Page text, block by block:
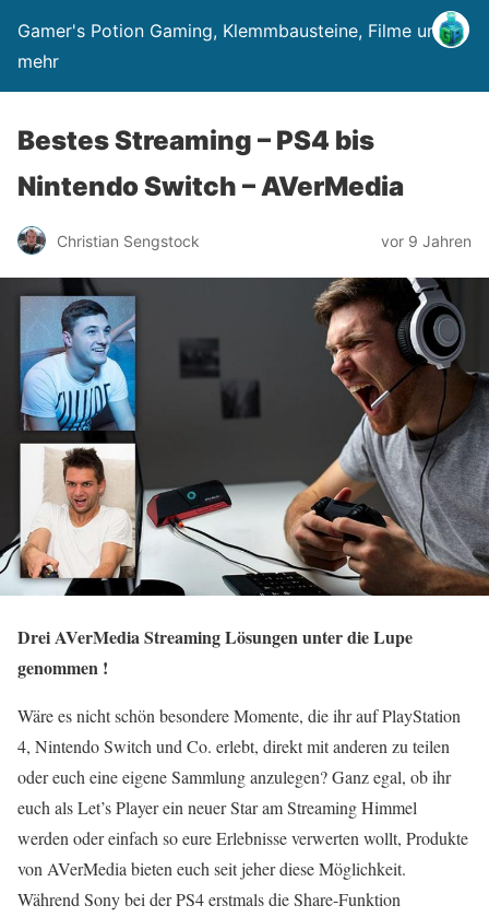
Gamer's Potion Gaming, Klemmbausteine, Filme und
mehr
Bestes Streaming – PS4 bis
Nintendo Switch – AVerMedia
Christian Sengstock vor 9 Jahren
Drei AVerMedia Streaming Lösungen unter die Lupe
genommen !
Wäre es nicht schön besondere Momente, die ihr auf PlayStation
4, Nintendo Switch und Co. erlebt, direkt mit anderen zu teilen
oder euch eine eigene Sammlung anzulegen? Ganz egal, ob ihr
euch als Let’s Player ein neuer Star am Streaming Himmel
werden oder einfach so eure Erlebnisse verwerten wollt, Produkte
von AVerMedia bieten euch seit jeher diese Möglichkeit.
Während Sony bei der PS4 erstmals die Share-Funktion